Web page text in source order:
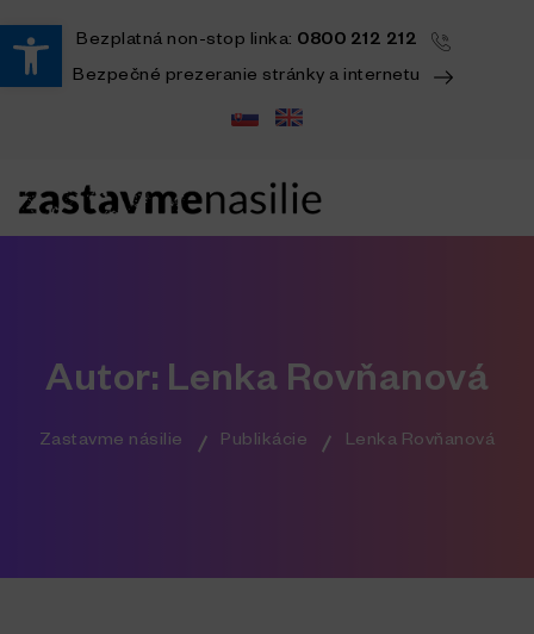
Open toolbar
Bezplatná non-stop linka: 0800 212 212
Bezpečné prezeranie stránky a internetu
Autor: Lenka Rovňanová
Zastavme násilie Publikácie Lenka Rovňanová